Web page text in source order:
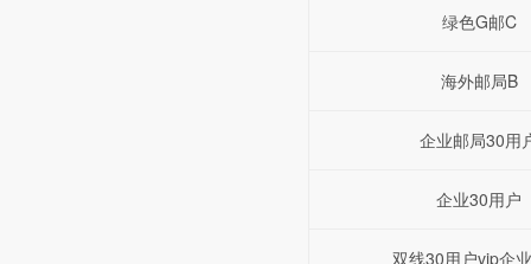
绿色G邮C
海外邮局B
企业邮局30用
企业30用户
双线30用户vip企